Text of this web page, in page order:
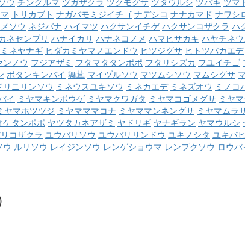
トリカブト ナガバモミジイチゴ ナデシコ ナナカマド ナワシ
ソウ ネジバナ ハイマツ ハクサンイチゲ ハクサンコザクラ ハ
ネセンブリ ハナイカリ ハナネコノメ ハマヒサカキ ハヤチネ
ネヤナギ ヒダカミヤマノエンドウ ヒツジグサ ヒトツバカエデ
ンノウ フジアザミ フタマタタンポポ フタリシズカ フユイチゴ
ボタンキンバイ 舞茸 マイヅルソウ マツムシソウ マムシグサ
リニリンソウ ミネウスユキソウ ミネカエデ ミネズオウ ミノコ
イ ミヤマキンポウゲ ミヤマクワガタ ミヤマコゴメグサ ミヤ
ヤマホツツジ ミヤマママコナ ミヤママンネングサ ミヤマムラ
ケタンポポ ヤツタカネアザミ ヤドリギ ヤナギラン ヤマウルシ
コザクラ ユウバリソウ ユウバリリンドウ ユキノシタ ユキバ
ウ ルリソウ レイジンソウ レンゲショウマ レンプクソウ ロウバ